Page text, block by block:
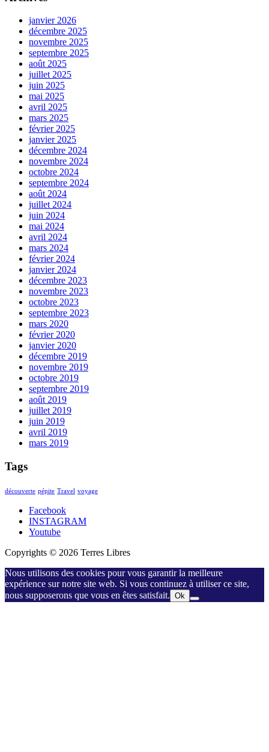
janvier 2026
décembre 2025
novembre 2025
septembre 2025
août 2025
juillet 2025
juin 2025
mai 2025
avril 2025
mars 2025
février 2025
janvier 2025
décembre 2024
novembre 2024
octobre 2024
septembre 2024
août 2024
juillet 2024
juin 2024
mai 2024
avril 2024
mars 2024
février 2024
janvier 2024
décembre 2023
novembre 2023
octobre 2023
septembre 2023
mars 2020
février 2020
janvier 2020
décembre 2019
novembre 2019
octobre 2019
septembre 2019
août 2019
juillet 2019
juin 2019
avril 2019
mars 2019
Tags
découverte pépite Travel voyage
Facebook
INSTAGRAM
Youtube
Copyrights © 2026 Terres Libres
Nous utilisons des cookies pour vous garantir la meilleure
expérience sur notre site web. Si vous continuez à utiliser ce site,
nous supposerons que vous en êtes satisfait. Ok